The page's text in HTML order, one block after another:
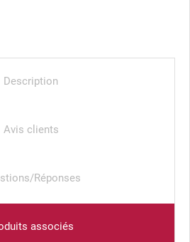
Description
Avis clients
Réponses
associés